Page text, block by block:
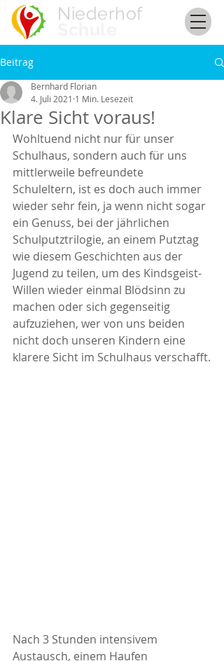
Niederhof
Beitrag
Klare Sicht voraus!
Bernhard Florian
4. Juli 2021 1 Min. Lesezeit
Wohltuend nicht nur für unser
Schulhaus, sondern auch für uns
mittlerweile befreundete
Schuleltern, ist es doch auch immer
wieder sehr fein, ja wenn nicht sogar
ein Genuss, bei der jährlichen
Schulputztrilogie, an einem Putztag
wie diesem Geschichten aus der
Jugend zu teilen, um des Kindsgeist-
Willen wieder einmal Blödsinn zu
machen oder sich gegenseitig
aufzuziehen, wer von uns beiden
nicht doch unseren Kindern eine
klarere Sicht im Schulhaus verschafft.
Nach 3 Stunden intensivem
Austausch, einem Haufen